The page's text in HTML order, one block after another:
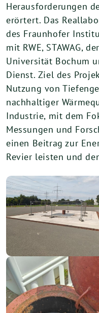
Herausforderungen
erörtert. Das
des Fraunhofer
mit RWE, STAWAG,
Universität Bochum
Dienst. Ziel des
Nutzung von
nachhaltiger
Industrie, mit dem
Messungen und
einen Beitrag zur
Revier leisten und